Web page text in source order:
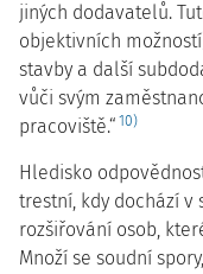
jiných dodavatelů.
objektivních
stavby a další
vůči svým
pracoviště.“ 10)
Hledisko
trestní, kdy dochází v
rozšiřování osob,
Množí se soudní